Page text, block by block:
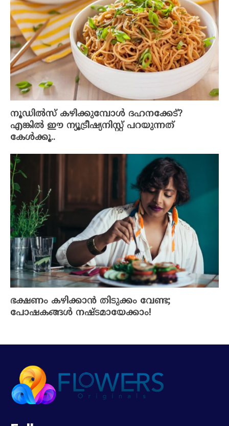
നൂഡിൽസ് കഴിക്കുമ്പോൾ ദഹനക്കേട്?
എങ്കിൽ ഈ ന്യൂട്രീഷ്യനിസ്റ്റ് പറയുന്നത്
കേൾക്കൂ..
ഭക്ഷണം കഴിക്കാൻ തിടുക്കം വേണ്ട;
പോഷകങ്ങൾ നഷ്ടമായേക്കാം!